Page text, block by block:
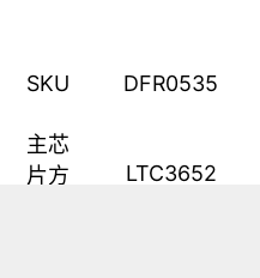
SKU DFR0535
主芯
片方
LTC3652